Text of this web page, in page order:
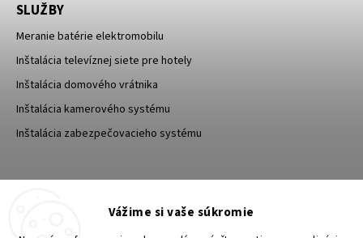
Vážime si vaše súkromie
SLUŽBY
Meranie batérie elektromobilu
Inštalácia televíznej siete pre hotely
Inštalácia domového vrátnika
Inštalácia kamerového systému
Inštalácia zabezpečovacieho systému